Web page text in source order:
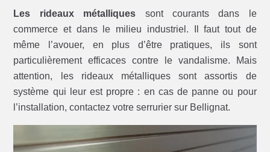
Les rideaux métalliques sont courants dans le
commerce et dans le milieu industriel. Il faut tout de
même l’avouer, en plus d’être pratiques, ils sont
particulièrement efficaces contre le vandalisme. Mais
attention, les rideaux métalliques sont assortis de
système qui leur est propre : en cas de panne ou pour
l’installation, contactez votre serrurier sur Bellignat.